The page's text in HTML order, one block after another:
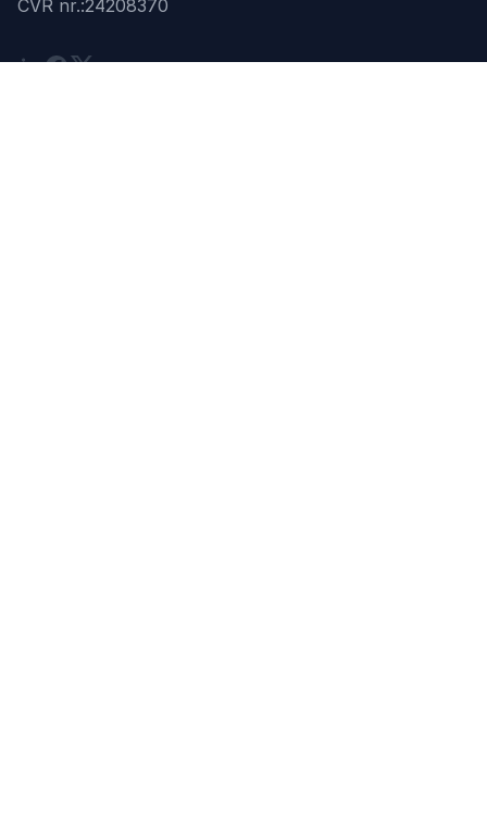
CVR nr.:24208370
Linkedin
Facebook
Twitter